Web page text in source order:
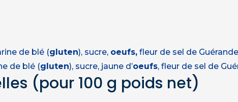
de blé (gluten), sucre, oeufs, fleur de sel de
de blé (gluten), sucre, jaune d’oeufs, fleur de sel de
(pour 100 g poids net)